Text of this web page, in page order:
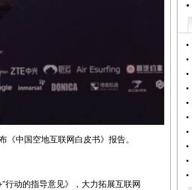
中国空地互联网白皮书》报告。
动的指导意见》，大力拓展互联网